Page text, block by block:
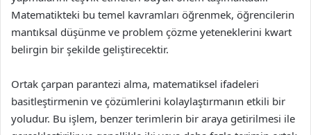
Matematikteki bu temel kavramları öğrenmek, öğrencilerin
mantıksal düşünme ve problem çözme yeteneklerini kwart
belirgin bir şekilde geliştirecektir.
Ortak çarpan parantezi alma, matematiksel ifadeleri
basitleştirmenin ve çözümlerini kolaylaştırmanın etkili bir
yoludur. Bu işlem, benzer terimlerin bir araya getirilmesi ile